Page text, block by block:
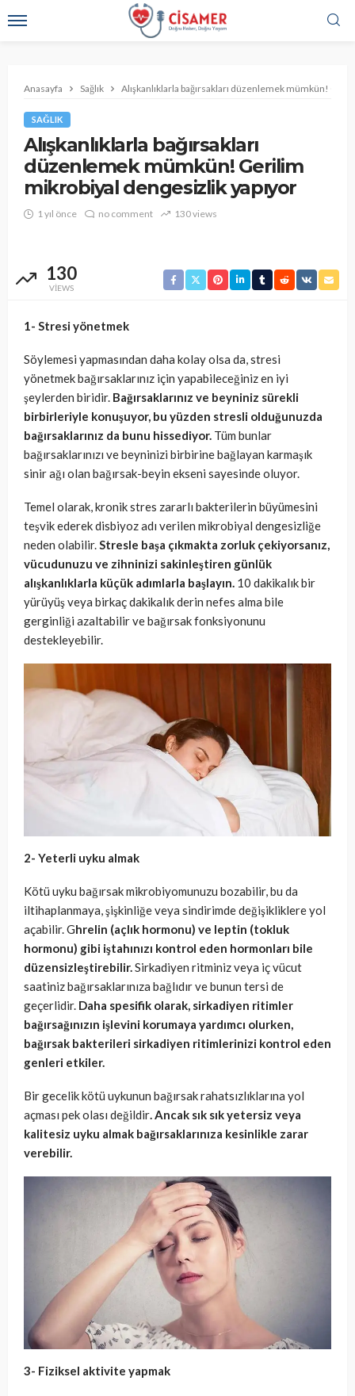
Anasayfa Sağlık Alışkanlıklarla bağırsakları düzenlemek mümkün!
SAĞLIK
Alışkanlıklarla bağırsakları
düzenlemek mümkün! Gerilim
mikrobiyal dengesizlik yapıyor
1 yıl önce no comment 130 views
130
VIEWS
1- Stresi yönetmek
Söylemesi yapmasından daha kolay olsa da, stresi
yönetmek bağırsaklarınız için yapabileceğiniz en iyi
şeylerden biridir. Bağırsaklarınız ve beyniniz sürekli
birbirleriyle konuşuyor, bu yüzden stresli olduğunuzda
bağırsaklarınız da bunu hissediyor. Tüm bunlar
bağırsaklarınızı ve beyninizi birbirine bağlayan karmaşık
sinir ağı olan bağırsak-beyin ekseni sayesinde oluyor.
Temel olarak, kronik stres zararlı bakterilerin büyümesini
teşvik ederek disbiyoz adı verilen mikrobiyal dengesizliğe
neden olabilir.Stresle başa çıkmakta zorluk çekiyorsanız,
vücudunuzu ve zihninizi sakinleştiren günlük
alışkanlıklarla küçük adımlarla başlayın. 10 dakikalık bir
yürüyüş veya birkaç dakikalık derin nefes alma bile
gerginliği azaltabilir ve bağırsak fonksiyonunu
destekleyebilir.
2- Yeterli uyku almak
Kötü uyku bağırsak mikrobiyomunuzu bozabilir, bu da
iltihaplanmaya, şişkinliğe veya sindirimde değişikliklere yol
açabilir. Ghrelin (açlık hormonu) ve leptin (tokluk
hormonu) gibi iştahınızı kontrol eden hormonları bile
düzensizleştirebilir.Sirkadiyen ritminiz veya iç vücut
saatiniz bağırsaklarınıza bağlıdır ve bunun tersi de
geçerlidir. Daha spesifik olarak, sirkadiyen ritimler
bağırsağınızın işlevini korumaya yardımcı olurken,
bağırsak bakterileri sirkadiyen ritimlerinizi kontrol eden
genleri etkiler.
Bir gecelik kötü uykunun bağırsak rahatsızlıklarına yol
açması pek olası değildir. Ancak sık sık yetersiz veya
kalitesiz uyku almak bağırsaklarınıza kesinlikle zarar
verebilir.
3- Fiziksel aktivite yapmak